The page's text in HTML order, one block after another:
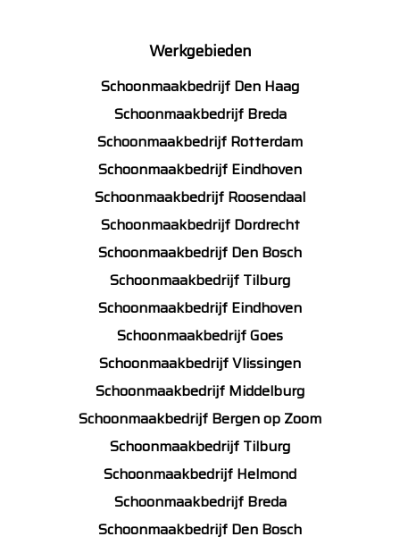
Werkgebieden
Schoonmaakbedrijf Den Haag
Schoonmaakbedrijf Breda
Schoonmaakbedrijf Rotterdam
Schoonmaakbedrijf Eindhoven
Schoonmaakbedrijf Roosendaal
Schoonmaakbedrijf Dordrecht
Schoonmaakbedrijf Den Bosch
Schoonmaakbedrijf Tilburg
Schoonmaakbedrijf Eindhoven
Schoonmaakbedrijf Goes
Schoonmaakbedrijf Vlissingen
Schoonmaakbedrijf Middelburg
Schoonmaakbedrijf Bergen op Zoom
Schoonmaakbedrijf Tilburg
Schoonmaakbedrijf Helmond
Schoonmaakbedrijf Breda
Schoonmaakbedrijf Den Bosch